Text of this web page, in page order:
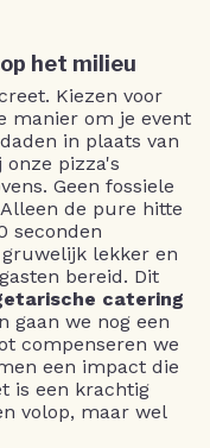
het milieu
Kiezen voor
manier om je event
in plaats van
onze pizza's
Geen fossiele
de pure hitte
seconden
lekker en
bereid. Dit
catering
gaan we nog een
compenseren we
een impact die
is een krachtig
volop, maar wel